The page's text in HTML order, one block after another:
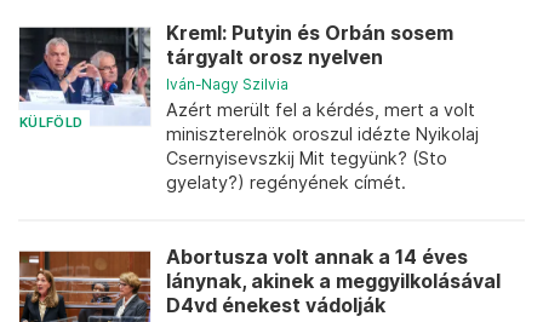
KÜLFÖLD
Kreml: Putyin és Orbán sosem
tárgyalt orosz nyelven
Iván-Nagy Szilvia
Azért merült fel a kérdés, mert a volt
miniszterelnök oroszul idézte Nyikolaj
Csernyisevszkij Mit tegyünk? (Sto
gyelaty?) regényének címét.
Abortusza volt annak a 14 éves
lánynak, akinek a meggyilkolásával
D4vd énekest vádolják